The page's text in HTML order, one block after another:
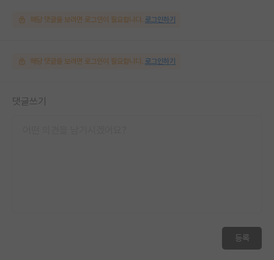
해당 댓글을 보려면 로그인이 필요합니다. 로그인하기
해당 댓글을 보려면 로그인이 필요합니다. 로그인하기
댓글쓰기
등록